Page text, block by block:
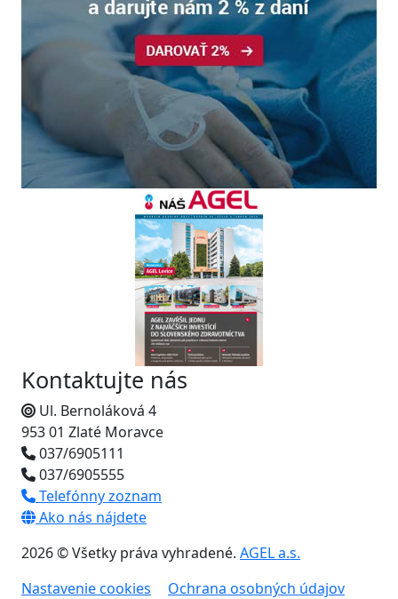
Kontaktujte nás
Ul. Bernoláková 4
953 01 Zlaté Moravce
037/6905111
037/6905555
Telefónny zoznam
Ako nás nájdete
2026 © Všetky práva vyhradené. AGEL a.s.
Nastavenie cookies
Ochrana osobných údajov